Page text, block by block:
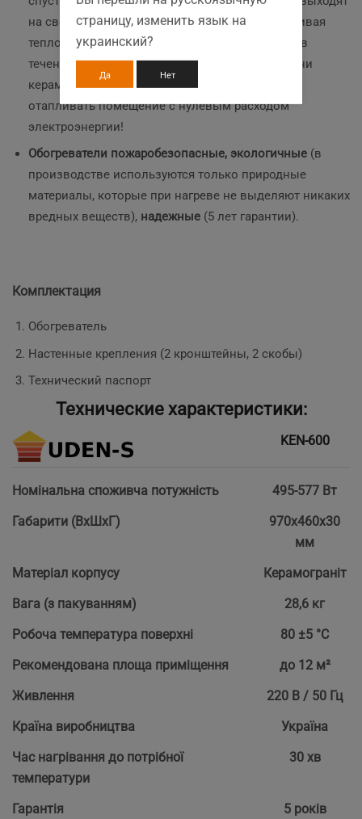
на свою рабочую температуру, активно накапливая
тепло, а остывают до комнатной температуры в
течение 2-4 часов! На протяжении этого времени
керамогранитные обогреватели продолжают
отапливать помещение с нулевым расходом
электроэнергии!
Обогреватели пожаробезопасные, экологичные (в
производстве используются только природные
материалы, которые при нагреве не выделяют никаких
вредных веществ), надежные (5 лет гарантии).
Комплектация
Обогреватель
Настенные крепления (2 кронштейны, 2 скобы)
Технический паспорт
Технические характеристики:
KEN-600
Номінальна споживча потужність
495-577 Вт
Габарити (ВхШхГ)
970х460х30
мм
Матеріал корпусу
Керамограніт
Вага (з пакуванням)
28,6 кг
Робоча температура поверхні
80 ±5 °С
Рекомендована площа приміщення
до 12 м²
Живлення
220 В / 50 Гц
Країна виробництва
Україна
Час нагрівання до потрібної
температури
30 хв
Гарантія
5 років
страницу, изменить язык на
украинский?
Да Нет